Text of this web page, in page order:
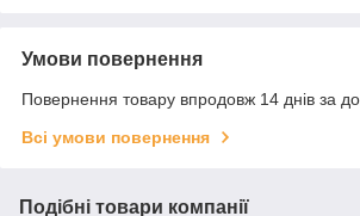
Умови повернення
Повернення товару впродовж 14 днів за
Всі умови повернення
Подібні товари компанії